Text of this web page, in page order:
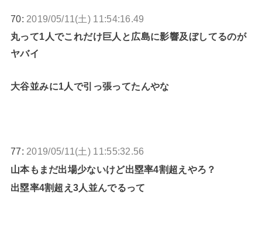
70: 2019/05/11(土) 11:54:16.49
丸って1人でこれだけ巨人と広島に影響及ぼしてるのが
ヤバイ
大谷並みに1人で引っ張ってたんやな
77: 2019/05/11(土) 11:55:32.56
山本もまだ出場少ないけど出塁率4割超えやろ？
出塁率4割超え3人並んでるって